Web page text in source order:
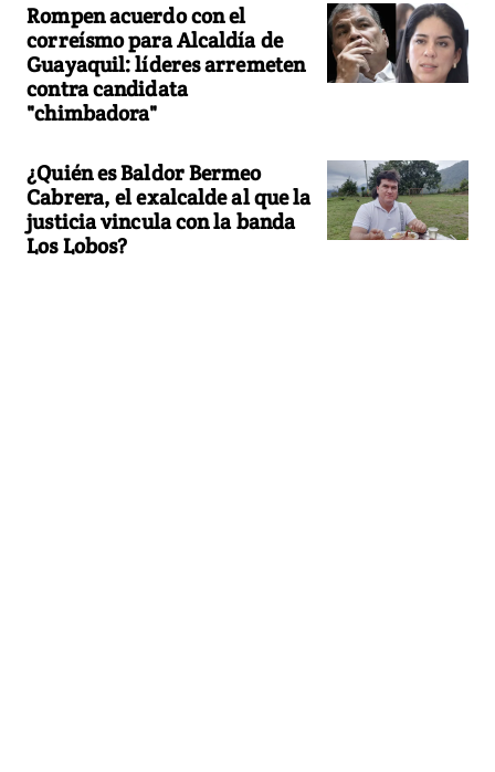
Rompen acuerdo con el
correísmo para Alcaldía de
Guayaquil: líderes arremeten
contra candidata
"chimbadora"
¿Quién es Baldor Bermeo
Cabrera, el exalcalde al que la
justicia vincula con la banda
Los Lobos?